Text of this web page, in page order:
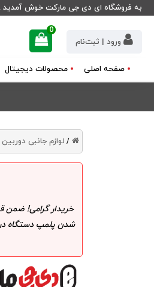
به فروشگاه ای دی جی مارکت خوش آمدید .
ورود | ثبت‌نام
0
صفحه اصلی محصولات دیجیتال
/ لوازم جانبی
خریدار گرامی! ضمن
شدن پلمپ دستگاه